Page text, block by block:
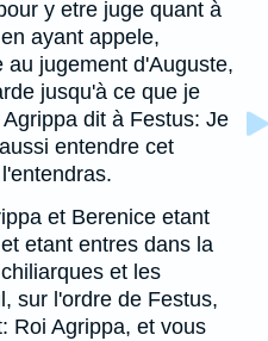
y etre juge quant à
ayant appele,
jugement d'Auguste,
jusqu'à ce que je
Agrippa dit à Festus: Je
entendre cet
et Berenice etant
etant entres dans la
et les
sur l'ordre de Festus,
Roi Agrippa, et vous